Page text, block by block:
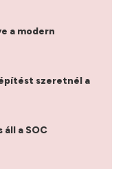
a modern
szeretnél a
a SOC